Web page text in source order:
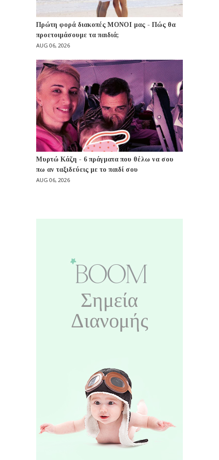
Πρώτη φορά διακοπές ΜΟΝΟΙ μας - Πώς θα
προετοιμάσουμε τα παιδιά;
AUG 06, 2026
Μυρτώ Κάζη - 6 πράγματα που θέλω να σου
πω αν ταξιδεύεις με το παιδί σου
AUG 06, 2026